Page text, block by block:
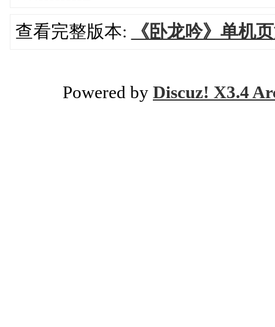
查看完整版本: 《卧龙吟》单机
Powered by Discuz! X3.4